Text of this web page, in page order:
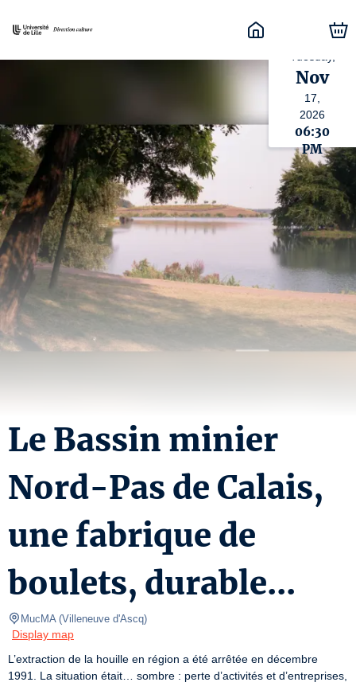
Nov
17,
2026
06:30
PM
Le Bassin minier
Nord-Pas de Calais,
une fabrique de
boulets, durable...
MucMA (Villeneuve d'Ascq)
Display map
L’extraction de la houille en région a été arrêtée en décembre
1991. La situation était… sombre : perte d’activités et d’entreprises,